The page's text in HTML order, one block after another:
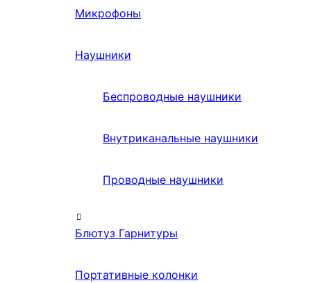
Микрофоны
Наушники
Беспроводные наушники
Внутриканальные наушники
Проводные наушники
Блютуз Гарнитуры
Портативные колонки